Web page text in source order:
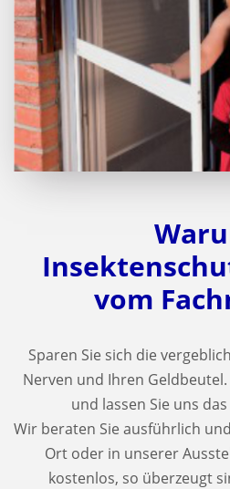
vom
Sparen Sie sich die
Nerven und Ihren
und lassen Sie uns
Wir beraten Sie ausführlich
Ort oder in unserer
kostenlos, so überzeugt